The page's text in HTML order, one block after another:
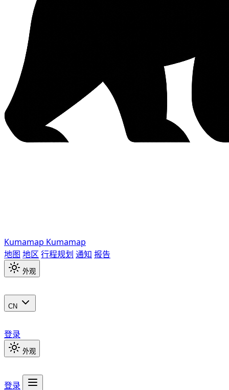
Kumamap Kumamap
地图 地区 行程规划 通知 报告
外观
CN
登录
外观
登录